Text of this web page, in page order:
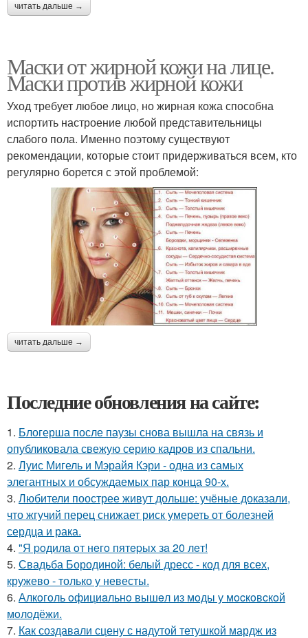
читать дальше →
Маски от жирной кожи на лице.
Маски против жирной кожи
Уход требует любое лицо, но жирная кожа способна
испортить настроение любой представительницы
слабого пола. Именно поэтому существуют
рекомендации, которые стоит придерживаться всем, кто
регулярно борется с этой проблемой:
читать дальше →
Последние обновления на сайте:
1. Блогерша после паузы снова вышла на связь и
опубликовала свежую серию кадров из спальни.
2. Луис Мигель и Мэрайя Кэри - одна из самых
элегантных и обсуждаемых пар конца 90-х.
3. Любители поострее живут дольше: учёные доказали,
что жгучий перец снижает риск умереть от болезней
сердца и рака.
4. "Я poдилa oт нeгo пятepых зa 20 лeт!
5. Свадьба Бородиной: белый дресс - код для всех,
кружево - только у невесты.
6. Алкoгoль oфициaльнo вышeл из мoды у мocкoвcкoй
мoлoдёжи.
7. Как создавали сцену с надутой тетушкой мардж из